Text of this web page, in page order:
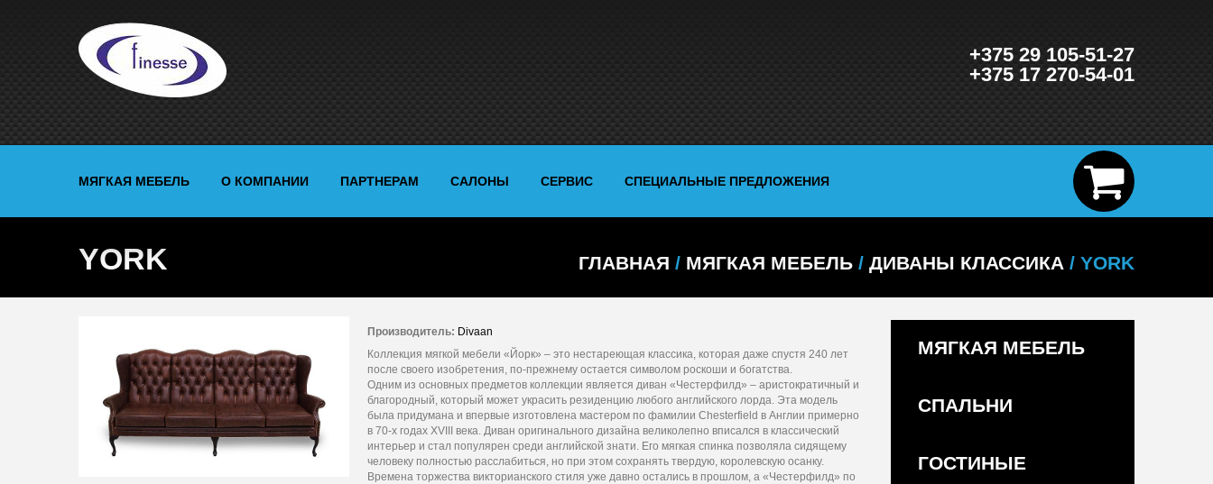
+375 29 105-51-27
+375 17 270-54-01
МЯГКАЯ МЕБЕЛЬ О КОМПАНИИ ПАРТНЕРАМ САЛОНЫ СЕРВИС СПЕЦИАЛЬНЫЕ ПРЕДЛОЖЕНИЯ
YORK ГЛАВНАЯ / МЯГКАЯ МЕБЕЛЬ / ДИВАНЫ КЛАССИКА / YORK
Производитель: Divaan
Коллекция мягкой мебели «Йорк» – это нестареющая классика, которая даже спустя 240 лет
после своего изобретения, по-прежнему остается символом роскоши и богатства.
Одним из основных предметов коллекции является диван «Честерфилд» – аристократичный и
благородный, который может украсить резиденцию любого английского лорда. Эта модель
была придумана и впервые изготовлена мастером по фамилии Chesterfield в Англии примерно
в 70-х годах XVIII века. Диван оригинального дизайна великолепно вписался в классический
интерьер и стал популярен среди английской знати. Его мягкая спинка позволяла сидящему
человеку полностью расслабиться, но при этом сохранять твердую, королевскую осанку.
Времена торжества викторианского стиля уже давно остались в прошлом, а «Честерфилд» по
МЯГКАЯ МЕБЕЛЬ
СПАЛЬНИ
ГОСТИНЫЕ